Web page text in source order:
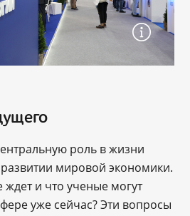
роль в жизни
мировой экономики.
и что ученые могут
уже сейчас? Эти вопросы